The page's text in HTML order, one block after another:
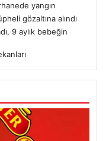
yangın
gözaltına alındı
9 aylık bebeğin